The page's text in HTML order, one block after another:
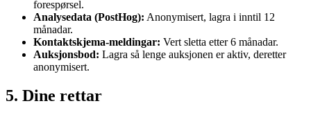
forespørsel.
Analysedata (PostHog): Anonymisert, lagra i inntil 12
månadar.
Kontaktskjema-meldingar: Vert sletta etter 6 månadar.
Auksjonsbod: Lagra så lenge auksjonen er aktiv, deretter
anonymisert.
5. Dine rettar